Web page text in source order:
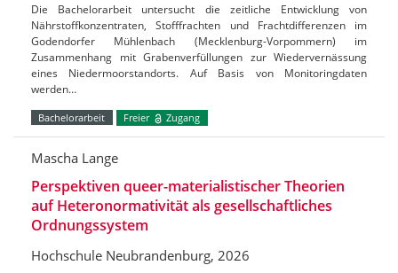
Die Bachelorarbeit untersucht die zeitliche Entwicklung von
Nährstoffkonzentraten, Stofffrachten und Frachtdifferenzen im
Godendorfer Mühlenbach (Mecklenburg-Vorpommern) im
Zusammenhang mit Grabenverfüllungen zur Wiedervernässung
eines Niedermoorstandorts. Auf Basis von Monitoringdaten
werden…
Bachelorarbeit Freier Zugang
Mascha Lange
Perspektiven queer-materialistischer Theorien
auf Heteronormativität als gesellschaftliches
Ordnungssystem
Hochschule Neubrandenburg, 2026